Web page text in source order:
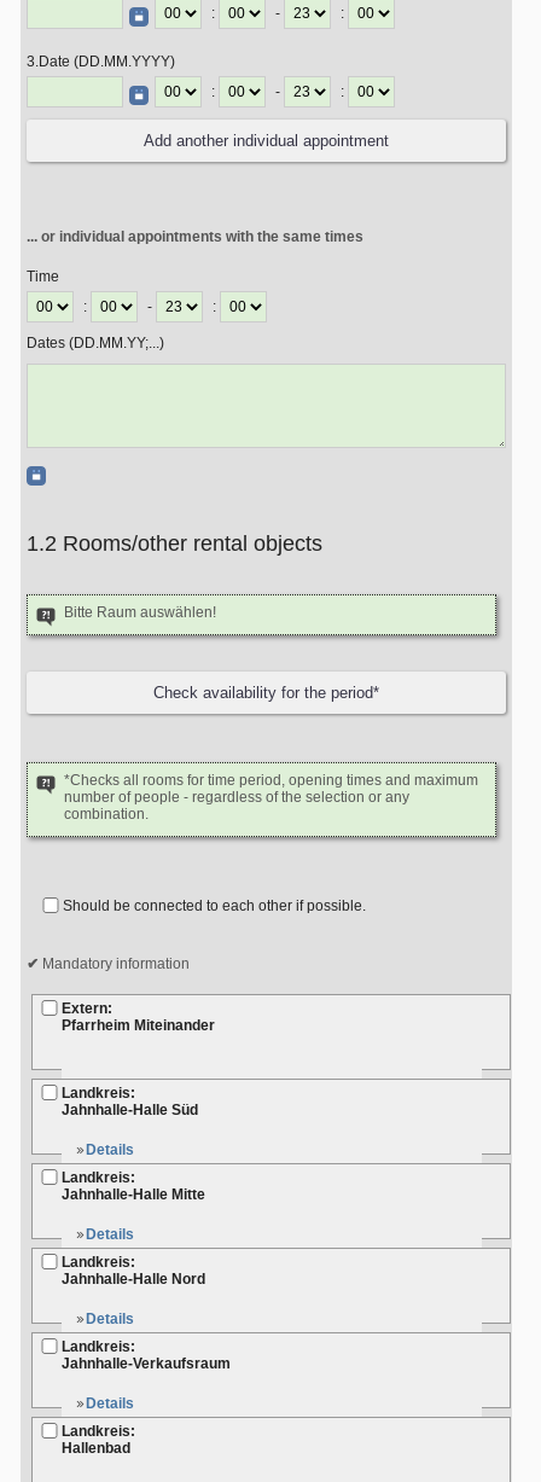
:
- :
3.Date (DD.MM.YYYY)
:
- :
... or individual appointments with the same times
Time
:
- :
Dates (DD.MM.YY;...)
1.2 Rooms/other rental objects
Bitte Raum auswählen!
*Checks all rooms for time period, opening times and maximum
number of people - regardless of the selection or any
combination.
Should be connected to each other if possible.
Mandatory information
Extern:
Pfarrheim Miteinander
Landkreis:
Jahnhalle-Halle Süd
Details
Landkreis:
Jahnhalle-Halle Mitte
Details
Landkreis:
Jahnhalle-Halle Nord
Details
Landkreis:
Jahnhalle-Verkaufsraum
Details
Landkreis:
Hallenbad